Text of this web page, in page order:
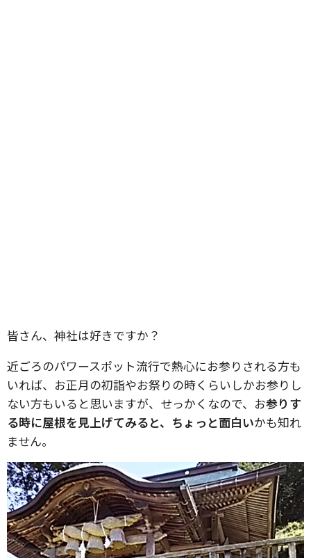
皆さん、神社は好きですか？
近ごろのパワースポット流行で熱心にお参りされる方も
いれば、お正月の初詣やお祭りの時くらいしかお参りし
ない方もいると思いますが、せっかくなので、お参りす
る時に屋根を見上げてみると、ちょっと面白いかも知れ
ません。